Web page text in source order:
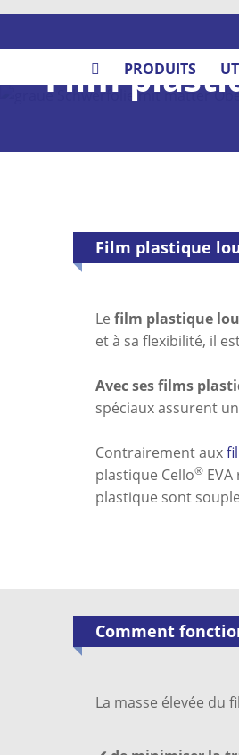
PRODUITS
Film
Film plastique
Le film plastique
et à sa flexibilité, il
Avec ses films
spéciaux assurent
Contrairement aux
plastique Cello®
plastique sont
Comment
La masse élevée du